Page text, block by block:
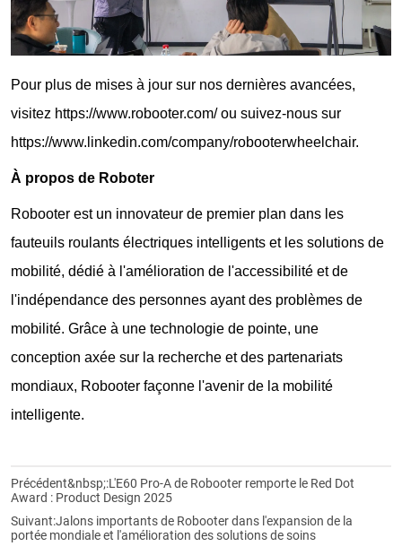
Pour plus de mises à jour sur nos dernières avancées,
visitez https://www.robooter.com/ ou suivez-nous sur
https://www.linkedin.com/company/robooterwheelchair.
À propos de Roboter
Robooter est un innovateur de premier plan dans les
fauteuils roulants électriques intelligents et les solutions de
mobilité, dédié à l'amélioration de l'accessibilité et de
l'indépendance des personnes ayant des problèmes de
mobilité. Grâce à une technologie de pointe, une
conception axée sur la recherche et des partenariats
mondiaux, Robooter façonne l'avenir de la mobilité
intelligente.
Précédent&nbsp;:L'E60 Pro-A de Robooter remporte le Red Dot
Award : Product Design 2025
Suivant:Jalons importants de Robooter dans l'expansion de la
portée mondiale et l'amélioration des solutions de soins